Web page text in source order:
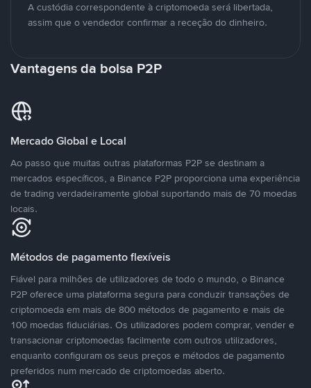
A custódia correspondente à criptomoeda será libertada,
assim que o vendedor confirmar a receção do dinheiro.
Vantagens da bolsa P2P
Mercado Global e Local
Ao passo que muitas outras plataformas P2P se destinam a
mercados específicos, a Binance P2P proporciona uma experiência
de trading verdadeiramente global suportando mais de 70 moedas
locais.
Métodos de pagamento flexíveis
Fiável para milhões de utilizadores de todo o mundo, o Binance
P2P oferece uma plataforma segura para conduzir transações de
criptomoeda em mais de 800 métodos de pagamento e mais de
100 moedas fiduciárias. Os utilizadores podem comprar, vender e
transacionar criptomoedas facilmente com outros utilizadores,
enquanto configuram os seus preços e métodos de pagamento
preferidos num mercado de criptomoedas aberto.